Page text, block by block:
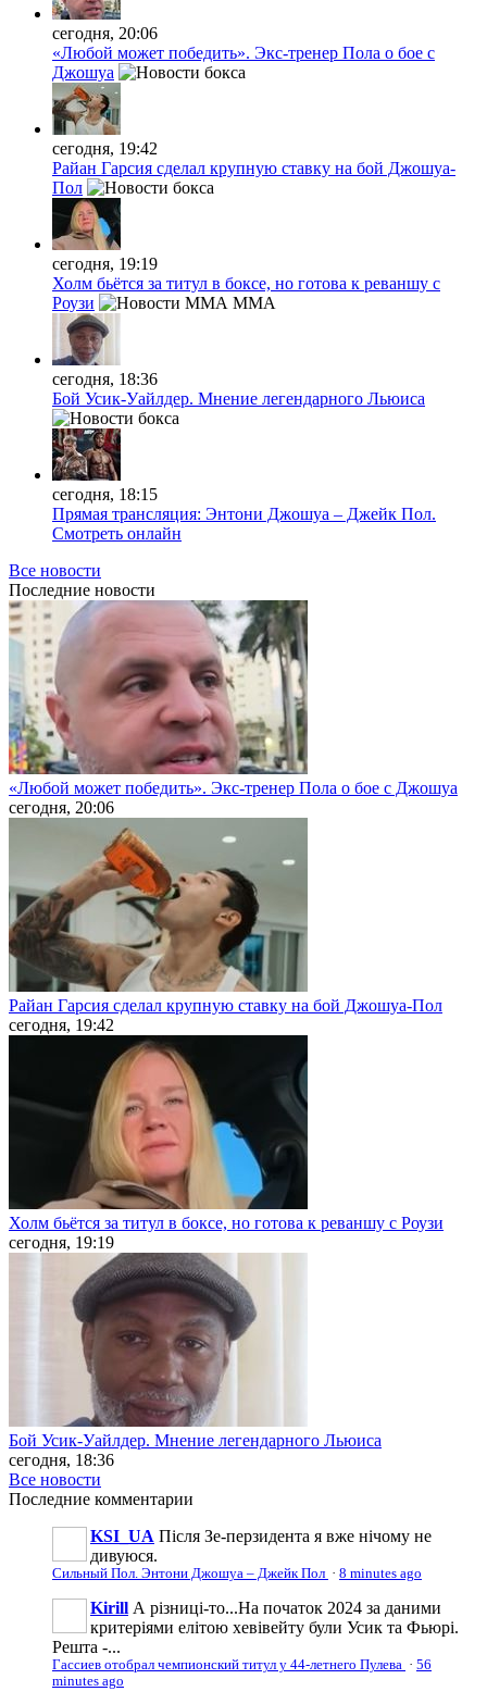
сегодня, 20:06
«Любой может победить». Экс-тренер Пола о бое с
Джошуа
сегодня, 19:42
Райан Гарсия сделал крупную ставку на бой Джошуа-
Пол
сегодня, 19:19
Холм бьётся за титул в боксе, но готова к реваншу с
Роузи
MMA
сегодня, 18:36
Бой Усик-Уайлдер. Мнение легендарного Льюиса
сегодня, 18:15
Прямая трансляция: Энтони Джошуа – Джейк Пол.
Смотреть онлайн
Все новости
Последние новости
«Любой может победить». Экс-тренер Пола о бое с Джошуа
сегодня, 20:06
Райан Гарсия сделал крупную ставку на бой Джошуа-Пол
сегодня, 19:42
Холм бьётся за титул в боксе, но готова к реваншу с Роузи
сегодня, 19:19
Бой Усик-Уайлдер. Мнение легендарного Льюиса
сегодня, 18:36
Все новости
Последние комментарии
KSI_UA Після Зе-перзидента я вже нічому не
дивуюся.
Сильный Пол. Энтони Джошуа – Джейк Пол · 8 minutes ago
Kirill А різниці-то...На початок 2024 за даними
критеріями елітою хевівейту були Усик та Фьюрі.
Решта -...
Гассиев отобрал чемпионский титул у 44-летнего Пулева · 56
minutes ago